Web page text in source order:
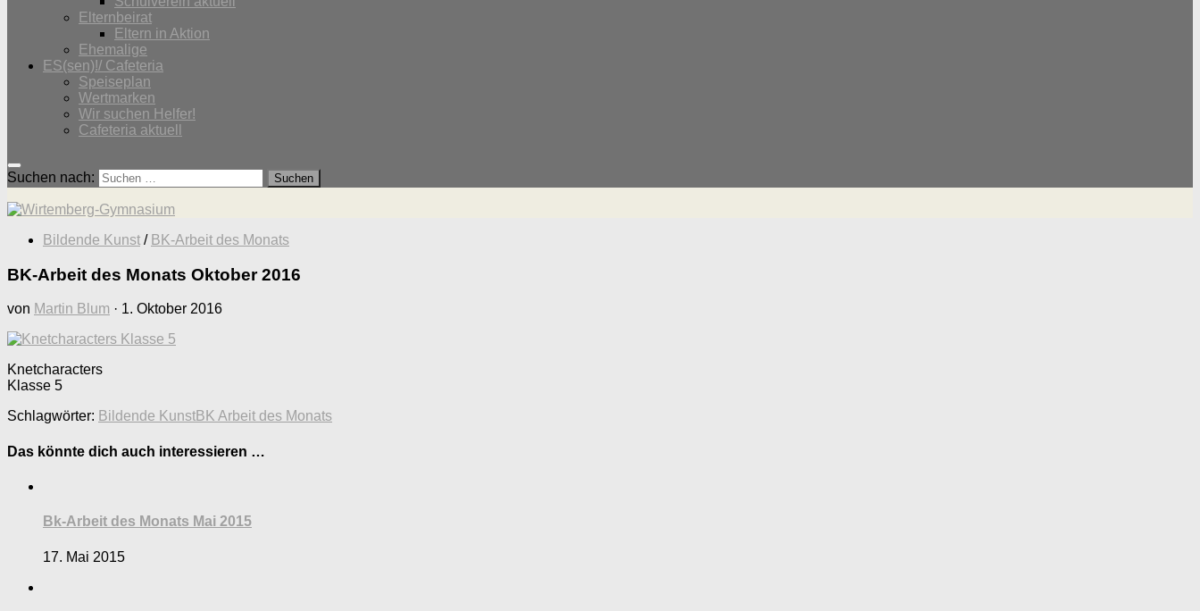
Elternbeirat
Eltern in Aktion
Ehemalige
ES(sen)!/ Cafeteria
Speiseplan
Wertmarken
Wir suchen Helfer!
Cafeteria aktuell
Suchen nach:
Bildende Kunst / BK-Arbeit des Monats
BK-Arbeit des Monats Oktober 2016
von Martin Blum · 1. Oktober 2016
Knetcharacters
Klasse 5
Schlagwörter: Bildende KunstBK Arbeit des Monats
Das könnte dich auch interessieren …
Bk-Arbeit des Monats Mai 2015
17. Mai 2015